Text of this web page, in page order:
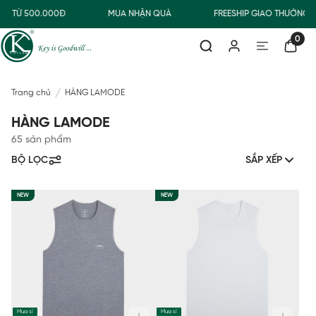
TỪ 500.000Đ MUA NHẬN QUÀ FREESHIP GIAO THƯỜNG
0
Trang chủ HÀNG LAMODE
HÀNG LAMODE
65 sản phẩm
BỘ LỌC
SẮP XẾP
NEW
Mua sỉ
NEW
Mua sỉ